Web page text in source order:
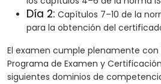
Día 2: Capítulos 7–10 de la
para la obtención del
El examen cumple plenamente con
Programa de Examen y Certificación
siguientes dominios de